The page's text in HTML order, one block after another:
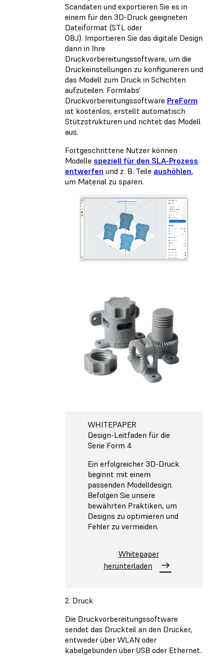
Scandaten und exportieren Sie es in
einem für den 3D-Druck geeigneten
Dateiformat (STL oder
OBJ). Importieren Sie das digitale Design
dann in Ihre
Druckvorbereitungssoftware, um die
Druckeinstellungen zu konfigurieren und
das Modell zum Druck in Schichten
aufzuteilen. Formlabs'
Druckvorbereitungssoftware PreForm
ist kostenlos, erstellt automatisch
Stützstrukturen und richtet das Modell
aus.
Fortgeschrittene Nutzer können
Modelle speziell für den SLA-Prozess
entwerfen und z. B. Teile aushöhlen,
um Material zu sparen.
WHITEPAPER
Design-Leitfaden für die
Serie Form 4
Ein erfolgreicher 3D-Druck
beginnt mit einem
passenden Modelldesign.
Befolgen Sie unsere
bewährten Praktiken, um
Designs zu optimieren und
Fehler zu vermeiden.
Whitepaper
herunterladen
2. Druck
Die Druckvorbereitungssoftware
sendet das Druckteil an den Drucker,
entweder über WLAN oder
kabelgebunden über USB oder Ethernet.